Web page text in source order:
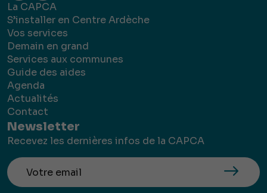
La CAPCA
S’installer en Centre Ardèche
Vos services
Demain en grand
Services aux communes
Guide des aides
Agenda
Actualités
Contact
Newsletter
Recevez les dernières infos de la CAPCA